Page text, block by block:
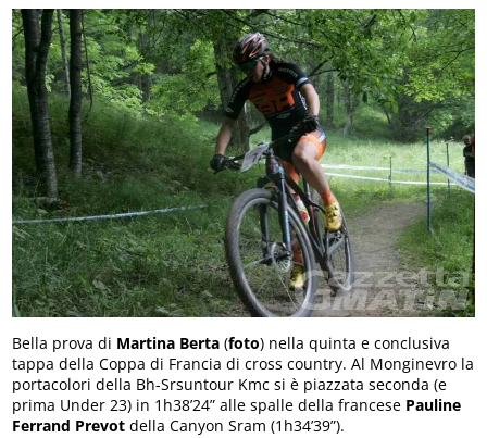
Bella prova di Martina Berta (foto) nella quinta e conclusiva
tappa della Coppa di Francia di cross country. Al Monginevro la
portacolori della Bh-Srsuntour Kmc si è piazzata seconda (e
prima Under 23) in 1h38’24” alle spalle della francese Pauline
Ferrand Prevot della Canyon Sram (1h34’39”).